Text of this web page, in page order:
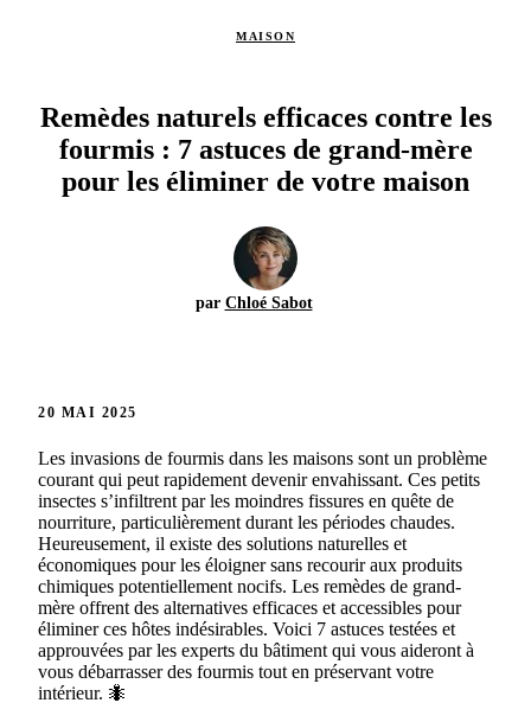
MAISON
Remèdes naturels efficaces contre les
fourmis : 7 astuces de grand-mère
pour les éliminer de votre maison
par Chloé Sabot
20 MAI 2025
Les invasions de fourmis dans les maisons sont un problème
courant qui peut rapidement devenir envahissant. Ces petits
insectes s’infiltrent par les moindres fissures en quête de
nourriture, particulièrement durant les périodes chaudes.
Heureusement, il existe des solutions naturelles et
économiques pour les éloigner sans recourir aux produits
chimiques potentiellement nocifs. Les remèdes de grand-
mère offrent des alternatives efficaces et accessibles pour
éliminer ces hôtes indésirables. Voici 7 astuces testées et
approuvées par les experts du bâtiment qui vous aideront à
vous débarrasser des fourmis tout en préservant votre
intérieur. 🐜